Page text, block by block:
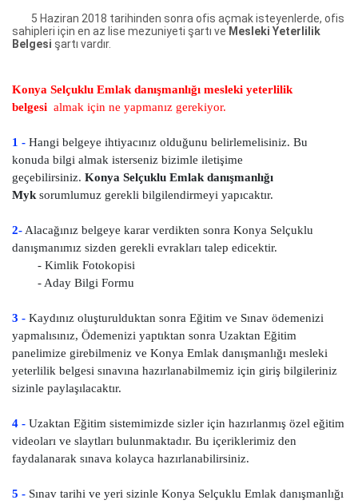
5 Haziran 2018 tarihinden sonra ofis açmak isteyenlerde, ofis
sahipleri için en az lise mezuniyeti şartı ve Mesleki Yeterlilik
Belgesi şartı vardır.
Konya Selçuklu Emlak danışmanlığı mesleki yeterlilik
belgesi almak için ne yapmanız gerekiyor.
1 - Hangi belgeye ihtiyacınız olduğunu belirlemelisiniz. Bu
konuda bilgi almak isterseniz bizimle iletişime
geçebilirsiniz. Konya Selçuklu Emlak danışmanlığı
Myk sorumlumuz gerekli bilgilendirmeyi yapıcaktır.
2- Alacağınız belgeye karar verdikten sonra Konya Selçuklu
danışmanımız sizden gerekli evrakları talep edicektir.
- Kimlik Fotokopisi
- Aday Bilgi Formu
3 - Kaydınız oluşturulduktan sonra Eğitim ve Sınav ödemenizi
yapmalısınız, Ödemenizi yaptıktan sonra Uzaktan Eğitim
panelimize girebilmeniz ve Konya Emlak danışmanlığı mesleki
yeterlilik belgesi sınavına hazırlanabilmemiz için giriş bilgileriniz
sizinle paylaşılacaktır.
4 - Uzaktan Eğitim sistemimizde sizler için hazırlanmış özel eğitim
videoları ve slaytları bulunmaktadır. Bu içeriklerimiz den
faydalanarak sınava kolayca hazırlanabilirsiniz.
5 - Sınav tarihi ve yeri sizinle Konya Selçuklu Emlak danışmanlığı